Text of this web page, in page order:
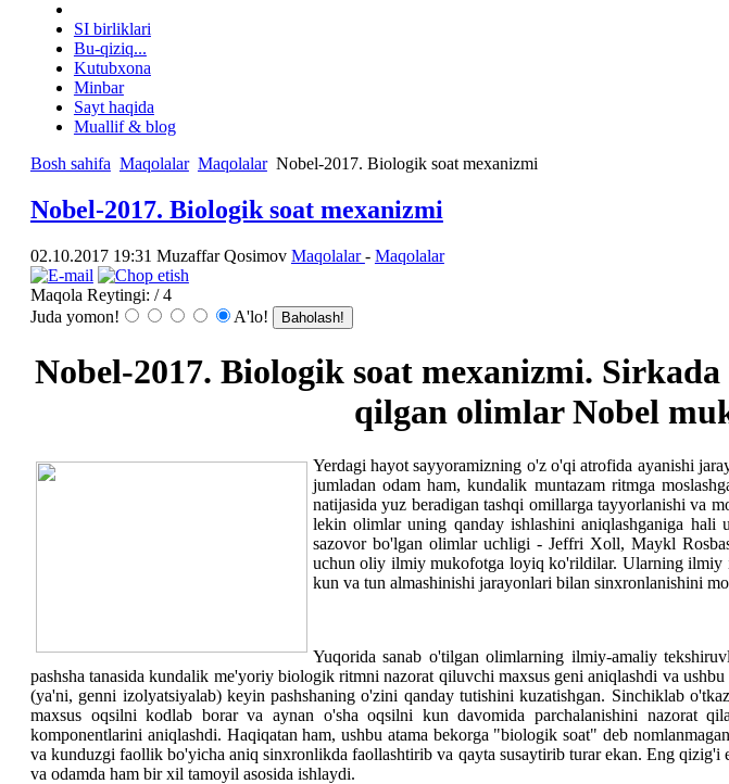
SI birliklari
Bu-qiziq...
Kutubxona
Minbar
Sayt haqida
Muallif & blog
Bosh sahifa Maqolalar Maqolalar Nobel-2017. Biologik soat mexanizmi
Nobel-2017. Biologik soat mexanizmi
02.10.2017 19:31 Muzaffar Qosimov Maqolalar- Maqolalar
Maqola Reytingi: / 4
Juda yomon!
A'lo!
Nobel-2017. Biologik soat mexanizmi.
qilgan olimlar Nobel
Yerdagi hayot sayyoramizning o'z o'qi atrofida ayanishi
jumladan odam ham, kundalik muntazam ritmga
natijasida yuz beradigan tashqi omillarga tayyorlanishi va
lekin olimlar uning qanday ishlashini aniqlashganiga
sazovor bo'lgan olimlar uchligi - Jeffri Xoll, Maykl
uchun oliy ilmiy mukofotga loyiq ko'rildilar. Ularning ilmiy
kun va tun almashinishi jarayonlari bilan sinxronlanishini
Yuqorida sanab o'tilgan olimlarning ilmiy-amaliy
pashsha tanasida kundalik me'yoriy biologik ritmni nazorat qiluvchi maxsus geni aniqlashdi va
(ya'ni, genni izolyatsiyalab) keyin pashshaning o'zini qanday tutishini kuzatishgan. Sinchiklab
maxsus oqsilni kodlab borar va aynan o'sha oqsilni kun davomida parchalanishini nazorat
komponentlarini aniqlashdi. Haqiqatan ham, ushbu atama bekorga "biologik soat" deb
va kunduzgi faollik bo'yicha aniq sinxronlikda faollashtirib va qayta susaytirib turar ekan. Eng
va odamda ham bir xil tamoyil asosida ishlaydi.